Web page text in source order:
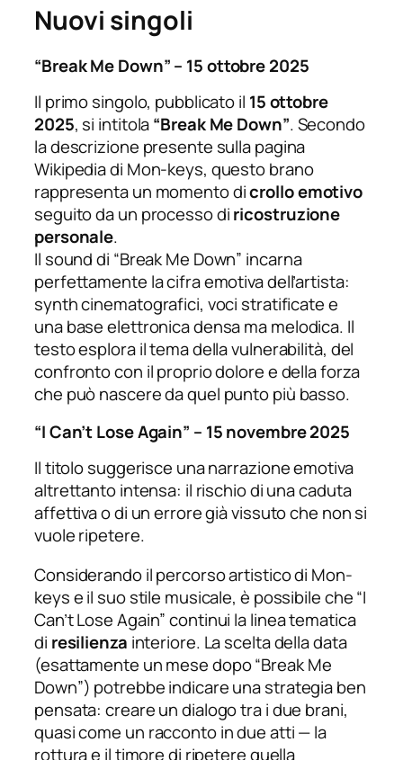
Nuovi singoli
“Break Me Down” – 15 ottobre 2025
Il primo singolo, pubblicato il 15 ottobre
2025, si intitola“Break Me Down”. Secondo
la descrizione presente sulla pagina
Wikipedia di Mon-keys, questo brano
rappresenta un momento dicrollo emotivo
seguito da un processo diricostruzione
personale.
Il sound di “Break Me Down” incarna
perfettamente la cifra emotiva dell’artista:
synth cinematografici, voci stratificate e
una base elettronica densa ma melodica. Il
testo esplora il tema della vulnerabilità, del
confronto con il proprio dolore e della forza
che può nascere da quel punto più basso.
“I Can’t Lose Again” – 15 novembre 2025
Il titolo suggerisce una narrazione emotiva
altrettanto intensa: il rischio di una caduta
affettiva o di un errore già vissuto che non si
vuole ripetere.
Considerando il percorso artistico di Mon-
keys e il suo stile musicale, è possibile che “I
Can’t Lose Again” continui la linea tematica
di resilienza interiore. La scelta della data
(esattamente un mese dopo “Break Me
Down”) potrebbe indicare una strategia ben
pensata: creare un dialogo tra i due brani,
quasi come un racconto in due atti — la
rottura e il timore di ripetere quella